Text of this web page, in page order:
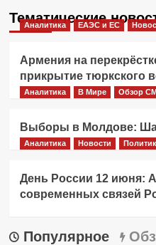
Тематические
Аналитика ЕАЭС и ЕС
Армения на
прикрытие тюркского
Аналитика В Мире Обзор
Выборы в Молдове:
Аналитика Новости
День России 12 июня:
современных связей
Популярное